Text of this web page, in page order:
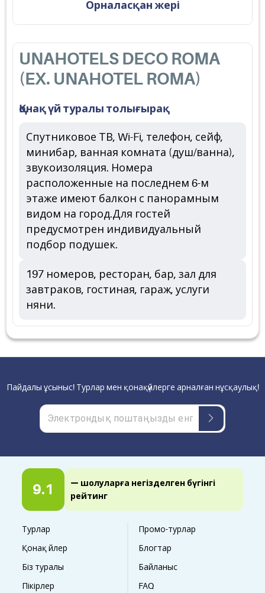
Орналасқан жері
UNAHOTELS DECO ROMA
(EX. UNAHOTEL ROMA)
Қонақ үй туралы толығырақ
Спутниковое ТВ, Wi-Fi, телефон, сейф,
минибар, ванная комната (душ/ванна),
звукоизоляция. Номера
расположенные на последнем 6-м
этаже имеют балкон с панорамным
видом на город.Для гостей
предусмотрен индивидуальный
подбор подушек.
197 номеров, ресторан, бар, зал для
завтраков, гостиная, гараж, услуги
няни.
9.1
— шолуларға негізделген бүгінгі
рейтинг
Турлар
Промо-турлар
Қонақ үйлер
Блогтар
Біз туралы
Байланыс
Пікірлер
FAQ
Пайдалы ұсыныс! Турлар мен қонақүйлерге арналған нұсқаулық!